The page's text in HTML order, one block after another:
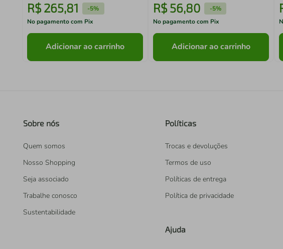
R$ 265,81 -5%
No pagamento com Pix
Adicionar ao carrinho
R$ 56,80 -5%
No pagamento com Pix
Adicionar ao carrinho
Sobre nós
Quem somos
Nosso Shopping
Seja associado
Trabalhe conosco
Sustentabilidade
Políticas
Trocas e devoluções
Termos de uso
Políticas de entrega
Política de privacidade
Ajuda